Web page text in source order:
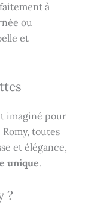
à
ou
et
imaginé pour
toutes
et élégance,
unique.
?